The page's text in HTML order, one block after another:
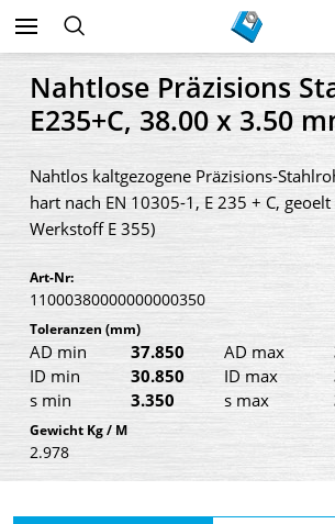
Nahtlose Präzisions
E235+C, 38.00 x 3.50
Nahtlos kaltgezogene Präzisions-
hart nach EN 10305-1, E 235 + C,
Werkstoff E 355)
Art-Nr:
11000380000000000350
Toleranzen (mm)
AD min 37.850 AD max
ID min
30.850 ID max
s min
3.350 s max
Gewicht Kg / M
2.978